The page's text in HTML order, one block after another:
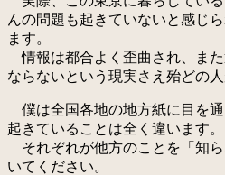
んの問題も起きていないと感じ
ます。
情報は都合よく歪曲され、ま
ならないという現実さえ殆どの人
僕は全国各地の地方紙に目を
起きていることは全く違います。
それぞれが他方のことを「知
いてください。